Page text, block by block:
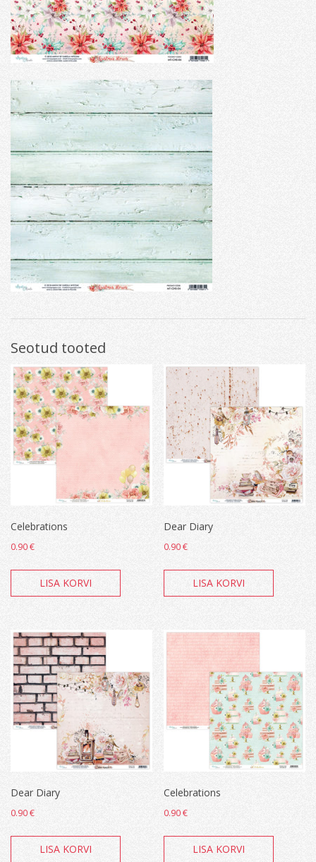
Seotud tooted
Celebrations
0.90€
LISA KORVI
Dear Diary
0.90€
LISA KORVI
Dear Diary
0.90€
LISA KORVI
Celebrations
0.90€
LISA KORVI